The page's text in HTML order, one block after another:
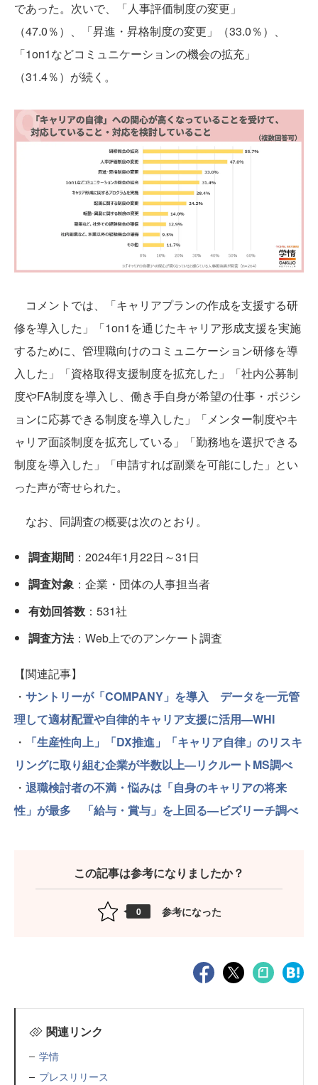
であった。次いで、「人事評価制度の変更」
（47.0％）、「昇進・昇格制度の変更」（33.0％）、
「1on1などコミュニケーションの機会の拡充」
（31.4％）が続く。
コメントでは、「キャリアプランの作成を支援する研
修を導入した」「1on1を通じたキャリア形成支援を実施
するために、管理職向けのコミュニケーション研修を導
入した」「資格取得支援制度を拡充した」「社内公募制
度やFA制度を導入し、働き手自身が希望の仕事・ポジシ
ョンに応募できる制度を導入した」「メンター制度やキ
ャリア面談制度を拡充している」「勤務地を選択できる
制度を導入した」「申請すれば副業を可能にした」とい
った声が寄せられた。
なお、同調査の概要は次のとおり。
調査期間 ：2024年1月22日～31日
調査対象 ：企業・団体の人事担当者
有効回答数 ：531社
調査方法：Web上でのアンケート調査
【関連記事】
・ サントリーが「COMPANY」を導入 データを一元管
理して適材配置や自律的キャリア支援に活用—WHI
・
「生産性向上」「DX推進」「キャリア自律」のリスキ
リングに取り組む企業が半数以上—リクルートMS調べ
・ 退職検討者の不満・悩みは「自身のキャリアの将来
性」が最多 「給与・賞与」を上回る—ビズリーチ調べ
この記事は参考になりましたか？
0 参考になった
関連リンク
学情
プレスリリース